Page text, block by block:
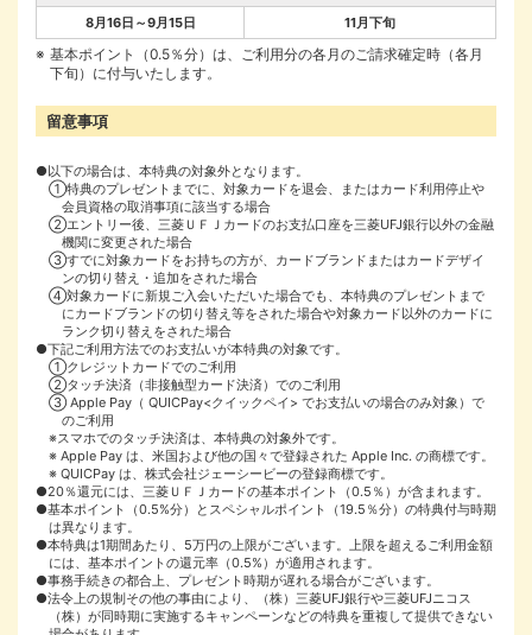
8月16日～9月15日 11月下旬
基本ポイント（0.5％分）は、ご利用分の各月のご請求確定時（各月
下旬）に付与いたします。
留意事項
●以下の場合は、本特典の対象外となります。
①特典のプレゼントまでに、対象カードを退会、またはカード利用停止や
会員資格の取消事項に該当する場合
②エントリー後、三菱ＵＦＪカードのお支払口座を三菱UFJ銀行以外の金融
機関に変更された場合
③すでに対象カードをお持ちの方が、カードブランドまたはカードデザイ
ンの切り替え・追加をされた場合
④対象カードに新規ご入会いただいた場合でも、本特典のプレゼントまで
にカードブランドの切り替え等をされた場合や対象カード以外のカードに
ランク切り替えをされた場合
●下記ご利用方法でのお支払いが本特典の対象です。
①クレジットカードでのご利用
②タッチ決済（非接触型カード決済）でのご利用
③ Apple Pay（ QUICPay<クイックペイ> でお支払いの場合のみ対象）で
のご利用
※スマホでのタッチ決済は、本特典の対象外です。
※ Apple Pay は、米国および他の国々で登録された Apple Inc. の商標です。
※ QUICPay は、株式会社ジェーシービーの登録商標です。
●20％還元には、三菱ＵＦＪカードの基本ポイント（0.5％）が含まれます。
●基本ポイント（0.5%分）とスペシャルポイント（19.5％分）の特典付与時期
は異なります。
●本特典は1期間あたり、5万円の上限がございます。上限を超えるご利用金額
には、基本ポイントの還元率（0.5%）が適用されます。
●事務手続きの都合上、プレゼント時期が遅れる場合がございます。
●法令上の規制その他の事由により、（株）三菱UFJ銀行や三菱UFJニコス
（株）が同時期に実施するキャンペーンなどの特典を重複して提供できない